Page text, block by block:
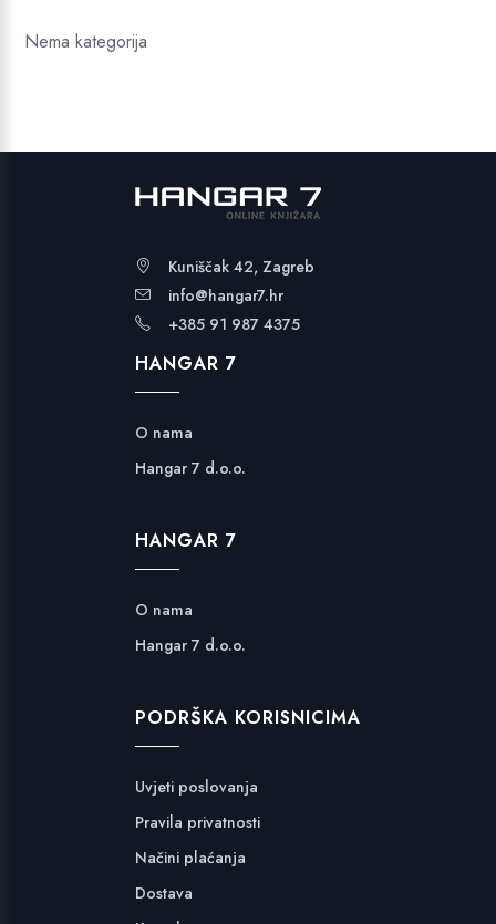
Nema kategorija
Kuniščak 42, Zagreb
info@hangar7.hr
+385 91 987 4375
HANGAR 7
O nama
Hangar 7 d.o.o.
HANGAR 7
O nama
Hangar 7 d.o.o.
PODRŠKA KORISNICIMA
Uvjeti poslovanja
Pravila privatnosti
Načini plaćanja
Dostava